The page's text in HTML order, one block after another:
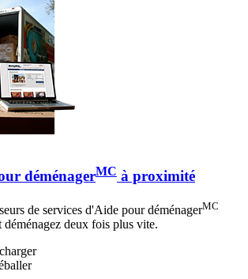
déménagerMC à proximité
de services d'Aide pour déménagerMC
déménagez deux fois plus vite.